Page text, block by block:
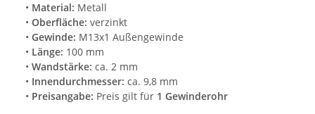
• Material: Metall
• Oberfläche: verzinkt
• Gewinde: M13x1 Außengewinde
• Länge: 100 mm
• Wandstärke: ca. 2 mm
• Innendurchmesser: ca. 9,8 mm
• Preisangabe: Preis gilt für 1 Gewinderohr